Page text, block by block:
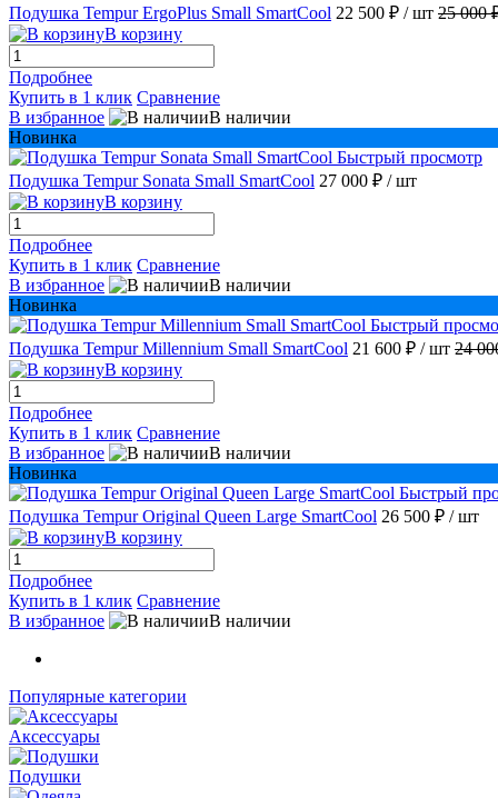
Подушка Tempur ErgoPlus Small SmartCool 22 500 ₽ / шт 25 000
В корзину
Подробнее
Купить в 1 клик Сравнение
В избранное
В наличии
Новинка
Быстрый просмотр
Подушка Tempur Sonata Small SmartCool 27 000 ₽ / шт
В корзину
Подробнее
Купить в 1 клик Сравнение
В избранное
В наличии
Новинка
Быстрый
Подушка Tempur Millennium Small SmartCool 21 600 ₽ / шт 24
В корзину
Подробнее
Купить в 1 клик Сравнение
В избранное
В наличии
Новинка
Быстрый
Подушка Tempur Original Queen Large SmartCool 26 500 ₽ / шт
В корзину
Подробнее
Купить в 1 клик Сравнение
В избранное
В наличии
Популярные категории
Аксессуары
Подушки